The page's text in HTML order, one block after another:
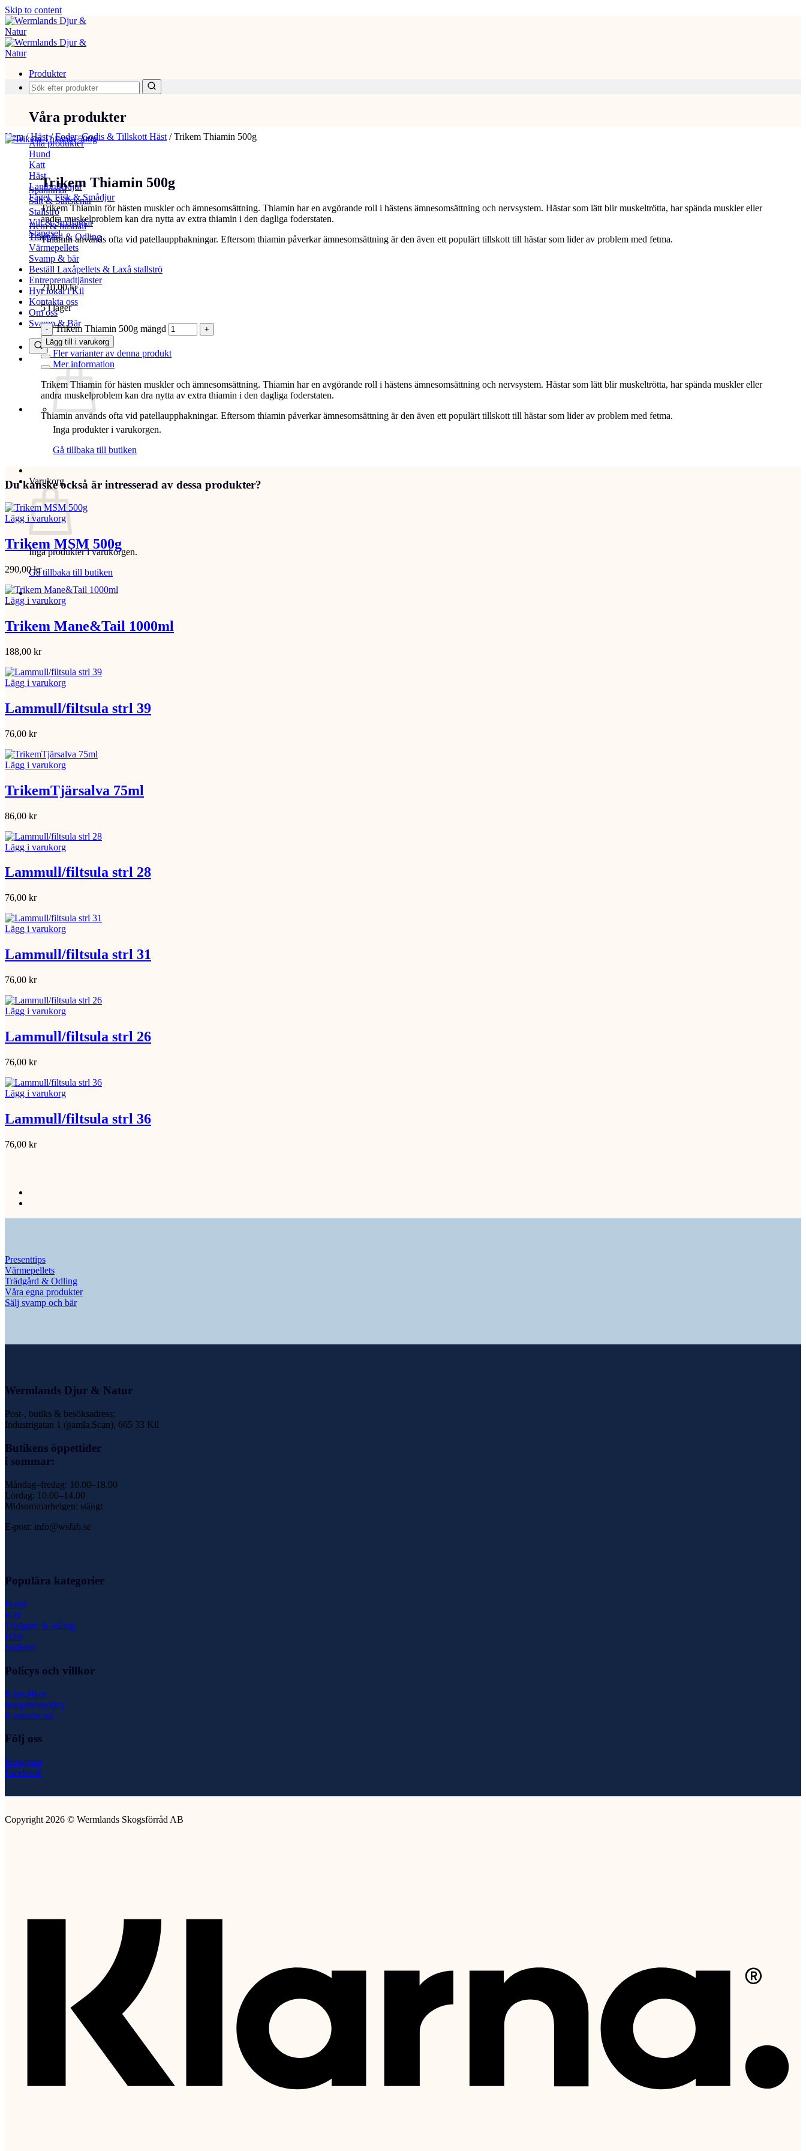
Skip to content
Produkter
Våra produkter
Alla produkter
Hund
Katt
Häst
Lantbruksdjur
Fågel, Fisk & Smådjur
Spannmål
Salt & Saltstenar
Stallströ
Vilt & Småfåglar
Stängsel
Hem & hushåll
Trädgård & Odling
Värmepellets
Svamp & bär
Beställ Laxåpellets & Laxå stallströ
Entreprenadtjänster
Hyr lokal i Kil
Kontakta oss
Om oss
Svamp & Bär
Inga produkter i varukorgen.
Gå tillbaka till butiken
Varukorg
Inga produkter i varukorgen.
Gå tillbaka till butiken
Hem/Häst/Foder, Godis & Tillskott Häst /Trikem Thiamin 500g
Trikem Thiamin 500g
Trikem Thiamin för hästen muskler och ämnesomsättning. Thiamin har en avgörande roll i hästens ämnesomsättning och nervsystem. Hästar som lätt blir muskeltrötta, har spända muskler eller
andra muskelproblem kan dra nytta av extra thiamin i den dagliga foderstaten.
Thiamin används ofta vid patellaupphakningar. Eftersom thiamin påverkar ämnesomsättning är den även ett populärt tillskott till hästar som lider av problem med fetma.
210,00kr
5 i lager
Trikem Thiamin 500g mängd
Lägg till i varukorg
Fler varianter av denna produkt
Mer information
Trikem Thiamin för hästen muskler och ämnesomsättning. Thiamin har en avgörande roll i hästens ämnesomsättning och nervsystem. Hästar som lätt blir muskeltrötta, har spända muskler eller
andra muskelproblem kan dra nytta av extra thiamin i den dagliga foderstaten.
Thiamin används ofta vid patellaupphakningar. Eftersom thiamin påverkar ämnesomsättning är den även ett populärt tillskott till hästar som lider av problem med fetma.
Du kanske också är intresserad av dessa produkter?
Lägg i varukorg
Trikem MSM 500g
290,00kr
Lägg i varukorg
Trikem Mane&Tail 1000ml
188,00 kr
Lägg i varukorg
Lammull/filtsula strl 39
76,00 kr
Lägg i varukorg
TrikemTjärsalva 75ml
86,00 kr
Lägg i varukorg
Lammull/filtsula strl 28
76,00 kr
Lägg i varukorg
Lammull/filtsula strl 31
76,00 kr
Lägg i varukorg
Lammull/filtsula strl 26
76,00 kr
Lägg i varukorg
Lammull/filtsula strl 36
76,00 kr
Presenttips
Värmepellets
Trädgård & Odling
Våra egna produkter
Sälj svamp och bär
Wermlands Djur & Natur
Post-, butiks & besöksadress:
Industrigatan 1 (gamla Scan), 665 33 Kil
Butikens öppettider
i sommar:
Måndag–fredag: 10.00–18.00
Lördag: 10.00–14.00
Midsommarhelgen: stängt
E-post: info@wsfab.se
Populära kategorier
Hund
Katt
Trädgård & odling
Häst
Stallströ
Policys och villkor
Köpvillkor
Integritetspolicy
Kontakta oss
Följ oss
Instagram
Facebook
Copyright 2026 © Wermlands Skogsförråd AB